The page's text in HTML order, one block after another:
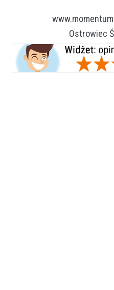
Ostrowiec